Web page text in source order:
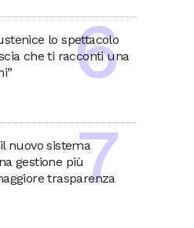
lo spettacolo
che ti racconti una
nuovo sistema
gestione più
trasparenza